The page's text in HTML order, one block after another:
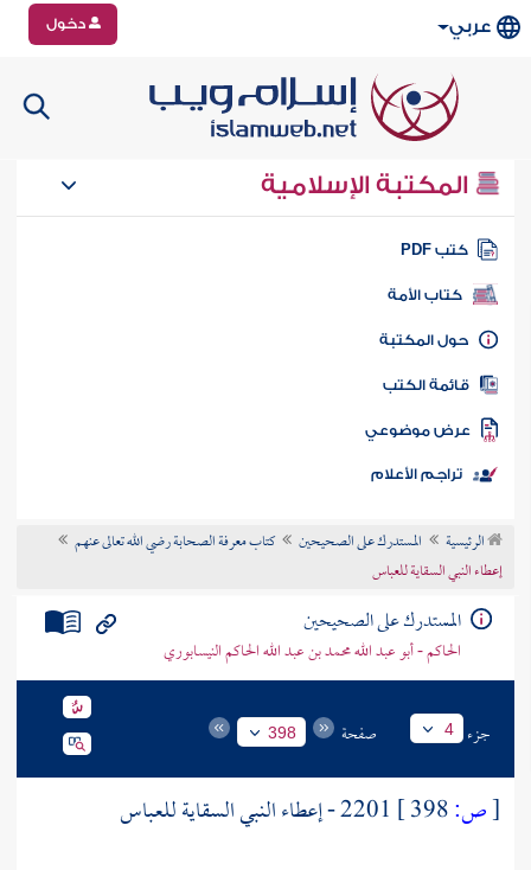
عربي دخول
المكتبة الإسلامية
كتب PDF
كتاب الأمة
المكتبة
الكتب
موضوعي
تراجم الأعلام
الرئيسية المستدرك على الصحيحين
كتاب معرفة الصحابة رضي الله تعالى عنهم
إعطاء النبي السقاية للعباس
المستدرك على الصحيحين
الحاكم - أبو عبد الله محمد بن عبد الله الحاكم النيسابوري
جزء 4 صفحة 398
[ص:
2201 - إعطاء النبي السقاية للعباس